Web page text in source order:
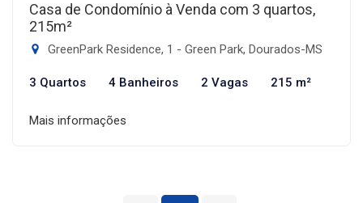
Casa de Condomínio à Venda com 3 quartos,
215m²
GreenPark Residence, 1 - Green Park, Dourados-MS
3 Quartos 4 Banheiros 2 Vagas 215 m²
Mais informações